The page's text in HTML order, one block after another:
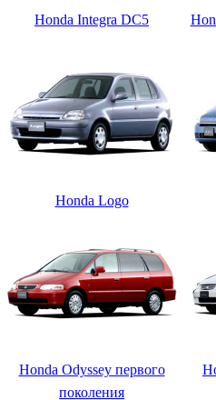
Honda Integra DC5
Honda Logo
Honda Odyssey первого
поколения